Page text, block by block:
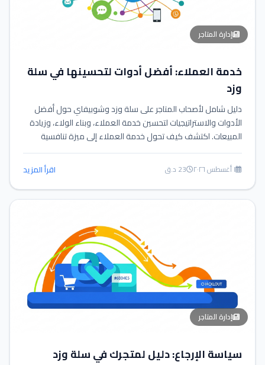
إدارة المتاجر
خدمة العملاء: أفضل أدوات لتحسينها في سلة
وزد
دليل شامل لأصحاب المتاجر على سلة وزد وشوبيفاي حول أفضل
الأدوات والاستراتيجيات لتحسين خدمة العملاء، وبناء الولاء، وزيادة
المبيعات. اكتشف كيف تحول خدمة العملاء إلى ميزة تنافسية
حقيقية.
١ أغسطس ٢٠٢٦ 23 د.ق اقرأ المزيد
إدارة المتاجر
سياسة الإرجاع: دليل لمتجرك في سلة وزد